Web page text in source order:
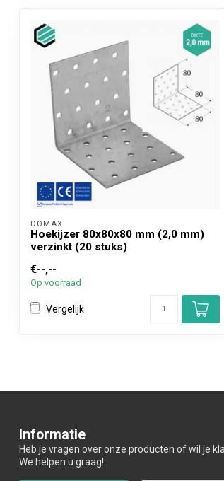
DOMAX
Hoekijzer 80x80x80 mm (2,0 mm)
verzinkt (20 stuks)
€--,--
Op voorraad
Vergelijk
Informatie
Heb je vragen over onze producten of wil je
We helpen u graag!